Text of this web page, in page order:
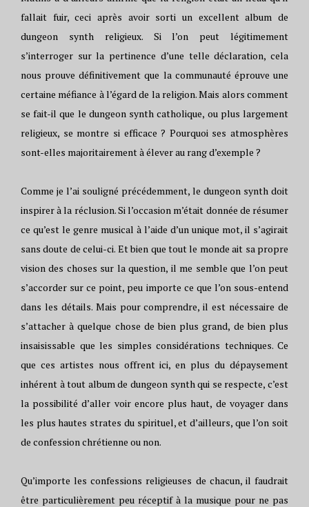
fallait fuir, ceci après avoir sorti un excellent album de
dungeon synth religieux. Si l’on peut légitimement
s’interroger sur la pertinence d’une telle déclaration, cela
nous prouve définitivement que la communauté éprouve une
certaine méfiance à l’égard de la religion. Mais alors comment
se fait-il que le dungeon synth catholique, ou plus largement
religieux, se montre si efficace ? Pourquoi ses atmosphères
sont-elles majoritairement à élever au rang d’exemple ?
Comme je l’ai souligné précédemment, le dungeon synth doit
inspirer à la réclusion. Si l’occasion m’était donnée de résumer
ce qu’est le genre musical à l’aide d’un unique mot, il s’agirait
sans doute de celui-ci. Et bien que tout le monde ait sa propre
vision des choses sur la question, il me semble que l’on peut
s’accorder sur ce point, peu importe ce que l’on sous-entend
dans les détails. Mais pour comprendre, il est nécessaire de
s’attacher à quelque chose de bien plus grand, de bien plus
insaisissable que les simples considérations techniques. Ce
que ces artistes nous offrent ici, en plus du dépaysement
inhérent à tout album de dungeon synth qui se respecte, c’est
la possibilité d’aller voir encore plus haut, de voyager dans
les plus hautes strates du spirituel, et d’ailleurs, que l’on soit
de confession chrétienne ou non.
Qu’importe les confessions religieuses de chacun, il faudrait
être particulièrement peu réceptif à la musique pour ne pas